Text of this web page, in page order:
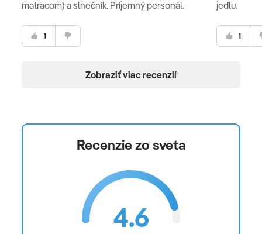
matracom) a slnečník. Príjemný personál.
1
jedlu.
1
Zobraziť viac recenzií
Recenzie zo sveta
4.6